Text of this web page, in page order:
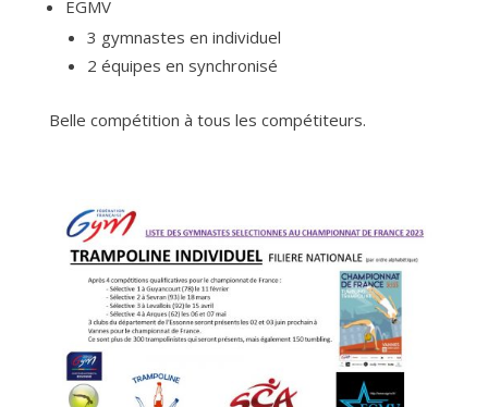
EGMV
3 gymnastes en individuel
2 équipes en synchronisé
Belle compétition à tous les compétiteurs.